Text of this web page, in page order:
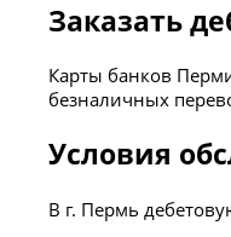
Заказать
Карты банков
безналичных
Условия
В г. Пермь